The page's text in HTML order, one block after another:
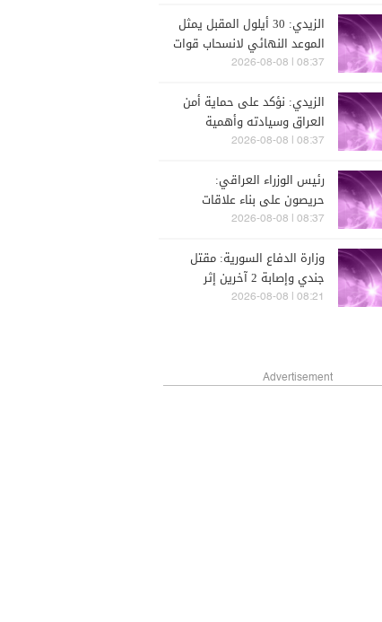
الرياضي
الزيدي: 30 أيلول المقبل يمثل
الموعد النهائي لانسحاب قوات
التحالف من العراق
08:37 | 2026-08-08
الزيدي: نؤكد على حماية أمن
العراق وسيادته وأهمية
الركون إلى الحوار في القضايا
08:37 | 2026-08-08
رئيس الوزراء العراقي:
حريصون على بناء علاقات
متوازنة مع دول الجوار وعدم
لتهديد أمنها
08:37 | 2026-08-08
وزارة الدفاع السورية: مقتل
جندي وإصابة 2 آخرين إثر
هجوم شنه مجهولون شرقي
08:21 | 2026-08-08
Advertisement